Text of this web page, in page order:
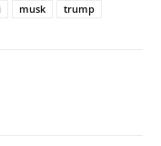
musk trump